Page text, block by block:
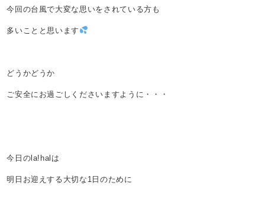
今回の台風で大変な思いをされている方も
多いことと思います
どうかどうか
ご安全にお過ごしくださいますように・・・
今日のla!halは
明日お迎えする大切な1日のために